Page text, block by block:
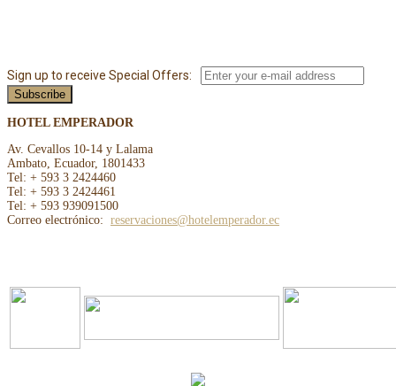
Sign up to receive Special Offers:
HOTEL EMPERADOR
Av. Cevallos 10-14 y Lalama
Ambato, Ecuador, 1801433
Tel: + 593 3 2424460
Tel: + 593 3 2424461
Tel: + 593 939091500
Correo electrónico: reservaciones@hotelemperador.ec